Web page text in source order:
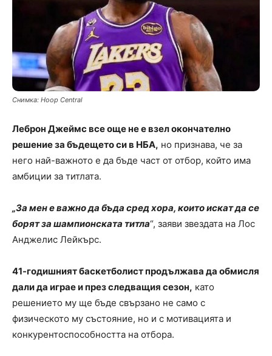
Снимка: Hoop Central
Леброн Джеймс все още не е взел окончателно
решение за бъдещето си в НБА, но признава, че за
него най-важното е да бъде част от отбор, който има
амбиции за титлата.
„За мен е важно да бъда сред хора, които искат да се
борят за шампионската титла“, заяви звездата на Лос
Анджелис Лейкърс.
41-годишният баскетболист продължава да обмисля
дали да играе и през следващия сезон, като
решението му ще бъде свързано не само с
физическото му състояние, но и с мотивацията и
конкурентоспособността на отбора.